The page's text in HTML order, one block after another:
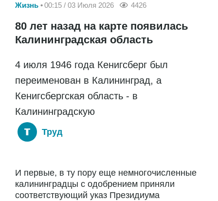
Жизнь 00:15 / 03 Июля 2026 4426
80 лет назад на карте появилась
Калининградская область
4 июля 1946 года Кенигсберг был
переименован в Калининград, а
Кенигсбергская область - в
Калининградскую
Труд
И первые, в ту пору еще немногочисленные
калининградцы с одобрением приняли
соответствующий указ Президиума